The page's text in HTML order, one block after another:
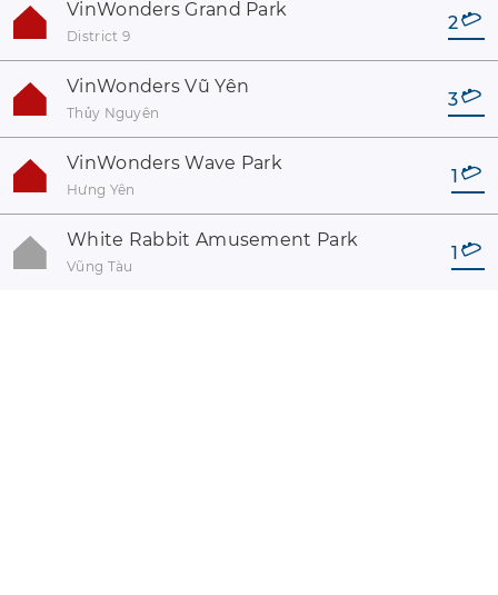
VinWonders Grand Park
District 9
2
VinWonders Vũ Yên
Thủy Nguyên
3
VinWonders Wave Park
Hưng Yên
1
White Rabbit Amusement Park
Vũng Tàu
1